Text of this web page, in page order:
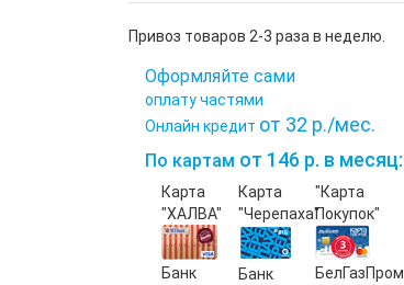
Привоз товаров 2-3 раза в неделю.
Оформляйте сами
оплату частями
Онлайн кредит от 32 р./мес.
По картам от 146 р. в месяц:
Карта
"ХАЛВА"
Банк
Карта
"Черепаха"
Банк
"Карта
Покупок"
БелГазПром